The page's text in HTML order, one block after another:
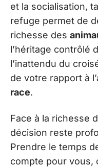
et la socialisation,
refuge permet de
richesse des
l’héritage contrôlé
l’inattendu du
de votre rapport à
race.
Face à la richesse
décision reste
Prendre le temps
compte pour vous,